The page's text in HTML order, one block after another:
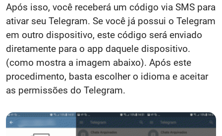
Após isso, você receberá um código via SMS para
ativar seu Telegram. Se você já possui o Telegram
em outro dispositivo, este código será enviado
diretamente para o app daquele dispositivo.
(como mostra a imagem abaixo). Após este
procedimento, basta escolher o idioma e aceitar
as permissões do Telegram.